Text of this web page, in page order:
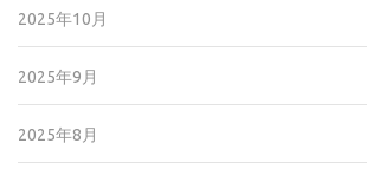
2025年10月
2025年9月
2025年8月